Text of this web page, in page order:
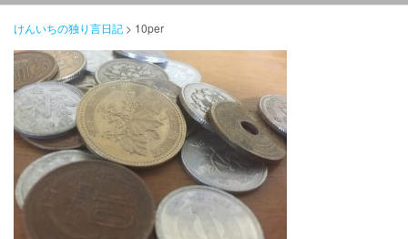
プ
けんいちの独り言日記 > 10per